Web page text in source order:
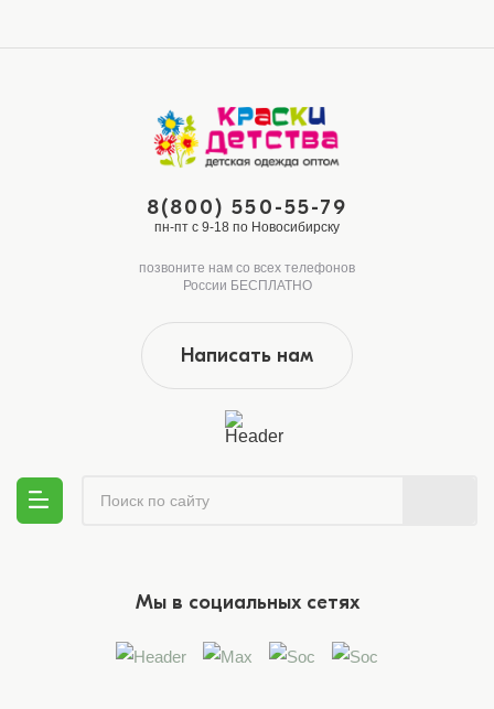
8(800) 550-55-79
пн-пт с 9-18 по Новосибирску
позвоните нам со всех телефонов
России БЕСПЛАТНО
Написать нам
Мы в социальных сетях